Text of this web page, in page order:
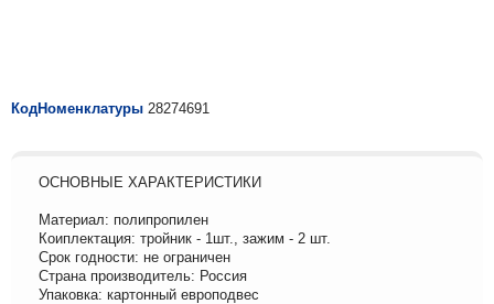
КодНоменклатуры 28274691
ОСНОВНЫЕ ХАРАКТЕРИСТИКИ
Материал: полипропилен
Коиплектация: тройник - 1шт., зажим - 2 шт.
Срок годности: не ограничен
Страна производитель: Россия
Упаковка: картонный европодвес